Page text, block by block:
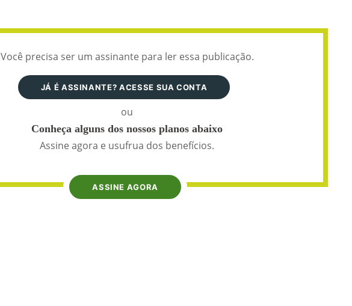
Você precisa ser um assinante para ler essa publicação.
JÁ É ASSINANTE? ACESSE SUA CONTA
ou
Conheça alguns dos nossos planos abaixo
Assine agora e usufrua dos benefícios.
ASSINE AGORA